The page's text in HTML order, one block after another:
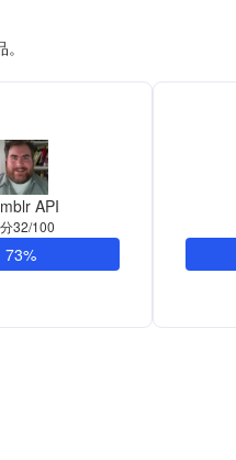
API
32/100
73%